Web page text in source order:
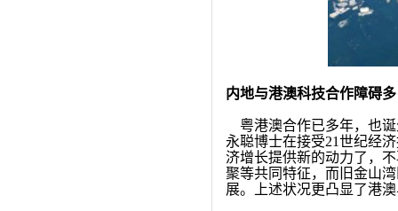
内地与港澳科技合作障碍多
粤港澳合作已多年，也
永聪博士在接受21世纪经
济增长提供新的动力了，
聚等共同特征，而旧金山
展。上述状况更凸显了港